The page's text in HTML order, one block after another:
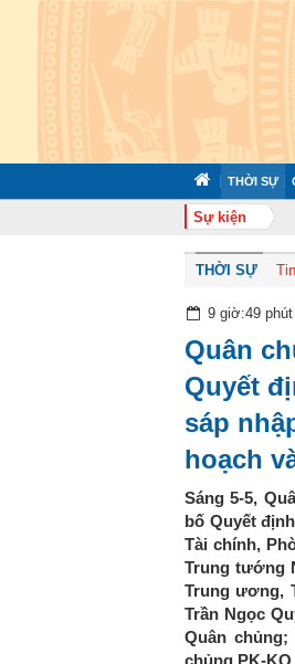
THỜI SỰ
Sự kiện
Trung đoàn Không quân
THỜI SỰ
9 giờ:49
Quân
Quyết
sáp
hoạch
Sáng 5-5,
bố Quyết
Tài chính,
Trung tướng
Trung ương,
Trần Ngọc
Quân
chủng PK-KQ.